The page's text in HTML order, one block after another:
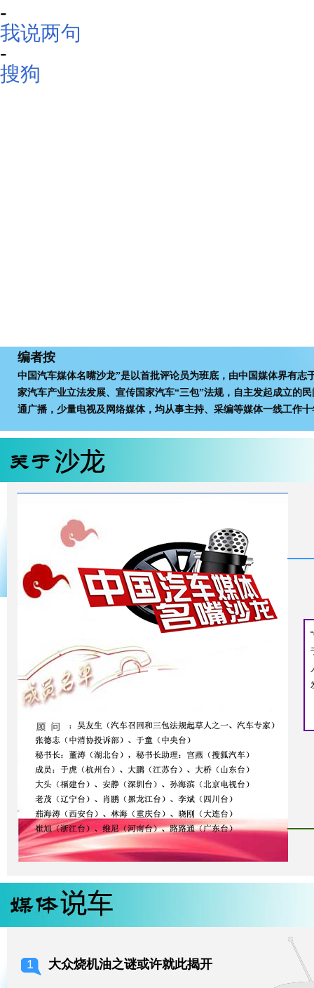
-
我说两句
-
搜狗
编者按
中国汽车媒体名嘴沙龙”是以首批评论员为班底，由中国媒体界有
家汽车产业立法发展、宣传国家汽车“三包”法规，自主发起成立的
通广播，少量电视及网络媒体，均从事主持、采编等媒体一线工作
1 大众烧机油之谜或许就此揭开